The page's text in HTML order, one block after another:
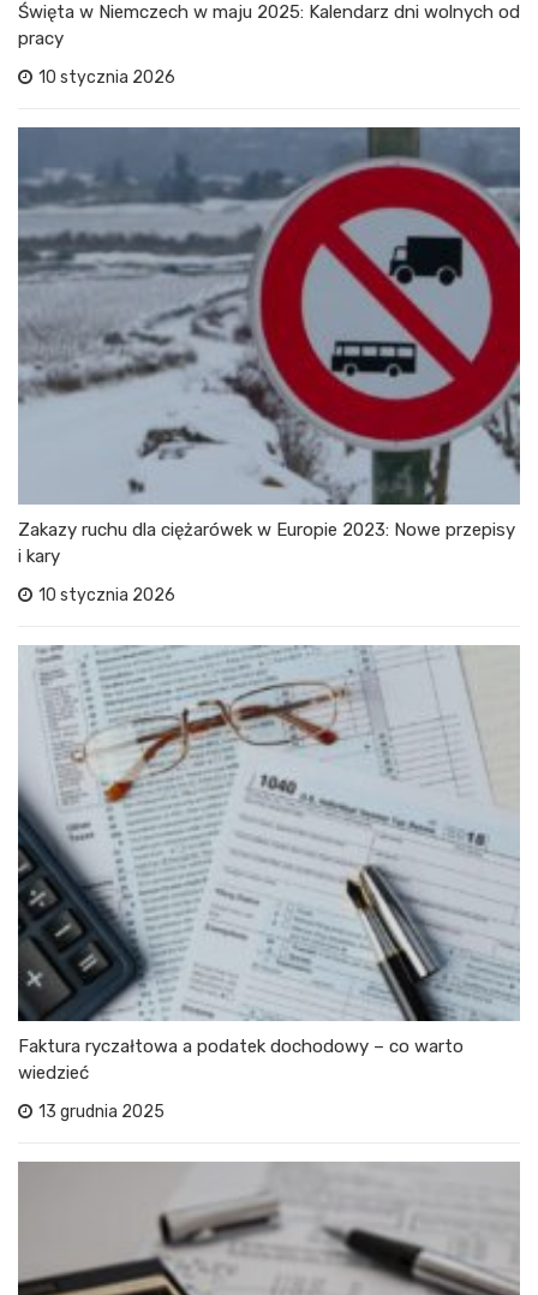
Święta w Niemczech w maju 2025: Kalendarz dni wolnych od
pracy
10 stycznia 2026
Zakazy ruchu dla ciężarówek w Europie 2023: Nowe przepisy
i kary
10 stycznia 2026
Faktura ryczałtowa a podatek dochodowy – co warto
wiedzieć
13 grudnia 2025